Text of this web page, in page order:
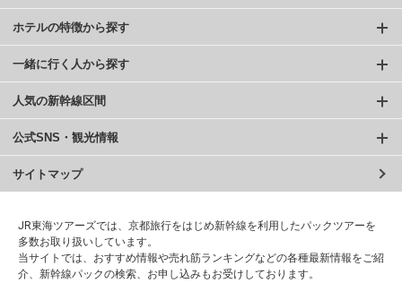
ホテルの特徴から探す
一緒に行く人から探す
人気の新幹線区間
公式SNS・観光情報
サイトマップ
JR東海ツアーズでは、京都旅行をはじめ新幹線を利用したパックツアーを
多数お取り扱いしています。
当サイトでは、おすすめ情報や売れ筋ランキングなどの各種最新情報をご紹
介、新幹線パックの検索、お申し込みもお受けしております。